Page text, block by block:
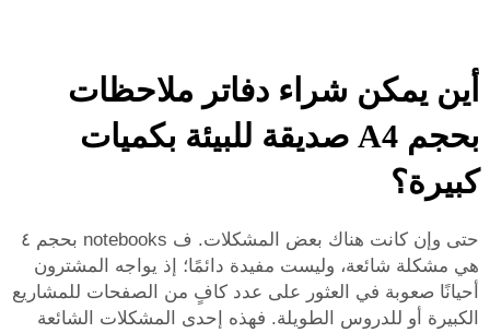
أين يمكن شراء دفاتر ملاحظات
بحجم A4 صديقة للبيئة بكميات
كبيرة؟
حتى وإن كانت هناك بعض المشكلات. ف notebooks بحجم ٤
هي مشكلة شائعة، وليست مفيدة دائمًا؛ إذ يواجه المشترون
أحيانًا صعوبة في العثور على عدد كافٍ من الصفحات للمشاريع
الكبيرة أو للدروس الطويلة. فهذه إحدى المشكلات الشائعة